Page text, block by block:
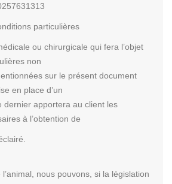
particulières
ou chirurgicale qui fera l’objet
non
sur le présent document
en place d’un
dernier apportera au client les
à l’obtention de
nous pouvons, si la législation